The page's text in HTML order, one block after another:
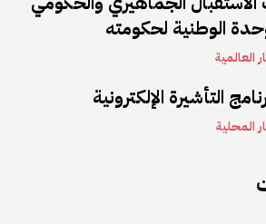
الوطنية لحكومته
العالمية
التأشيرة الإلكترونية
المحلية